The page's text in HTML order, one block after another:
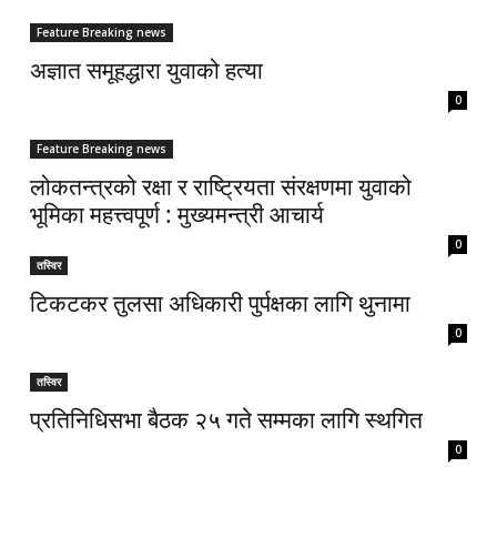
Feature Breaking news
अज्ञात समूहद्धारा युवाको हत्या
0
Feature Breaking news
लोकतन्त्रको रक्षा र राष्ट्रियता संरक्षणमा युवाको
भूमिका महत्त्वपूर्ण : मुख्यमन्त्री आचार्य
0
तस्विर
टिकटकर तुलसा अधिकारी पुर्पक्षका लागि थुनामा
0
तस्विर
प्रतिनिधिसभा बैठक २५ गते सम्मका लागि स्थगित
0